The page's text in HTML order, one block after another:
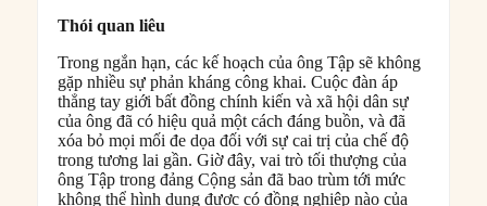
Thói quan liêu
Trong ngắn hạn, các kế hoạch của ông Tập sẽ không
gặp nhiều sự phản kháng công khai. Cuộc đàn áp
thẳng tay giới bất đồng chính kiến và xã hội dân sự
của ông đã có hiệu quả một cách đáng buồn, và đã
xóa bỏ mọi mối đe dọa đối với sự cai trị của chế độ
trong tương lai gần. Giờ đây, vai trò tối thượng của
ông Tập trong đảng Cộng sản đã bao trùm tới mức
không thể hình dung được có đồng nghiệp nào của